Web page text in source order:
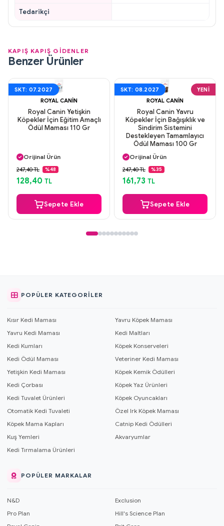
Tedarikçi
KAPIŞ KAPIŞ GİDENLER
Benzer Ürünler
SKT: 07.2027
ROYAL CANIN
Royal Canin Yetişkin
Köpekler İçin Eğitim Amaçlı
Ödül Maması 110 Gr
Orijinal Ürün
Güvenli Ödeme
Aynı Gün Kargo
247,40 TL %48
128,40 TL
Sepete Ekle
SKT: 08.2027
YENI
ROYAL CANIN
Royal Canin Yavru
Köpekler İçin Bağışıklık ve
Sindirim Sistemini
Destekleyen Tamamlayıcı
Ödül Maması 100 Gr
Aynı Gün Kargo
Orijinal Ürün
Güvenli Ödeme
Aynı Gün Kargo
247,40 TL %35
161,73 TL
Sepete Ekle
POPÜLER KATEGORILER
Kısır Kedi Maması
Yavru Köpek Maması
Yavru Kedi Maması
Kedi Maltları
Kedi Kumları
Köpek Konserveleri
Kedi Ödül Maması
Veteriner Kedi Maması
Yetişkin Kedi Maması
Köpek Kemik Ödülleri
Kedi Çorbası
Köpek Yaz Ürünleri
Kedi Tuvalet Ürünleri
Köpek Oyuncakları
Otomatik Kedi Tuvaleti
Özel Irk Köpek Maması
Köpek Mama Kapları
Catnip Kedi Ödülleri
Kuş Yemleri
Akvaryumlar
Kedi Tırmalama Ürünleri
POPÜLER MARKALAR
N&D
Exclusion
Pro Plan
Hill's Science Plan